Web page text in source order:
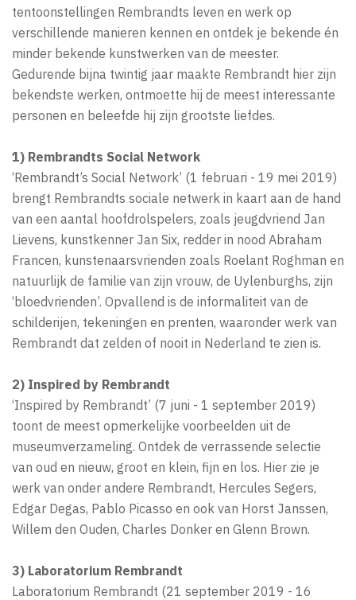
tentoonstellingen Rembrandts leven en werk op
verschillende manieren kennen en ontdek je bekende én
minder bekende kunstwerken van de meester.
Gedurende bijna twintig jaar maakte Rembrandt hier zijn
bekendste werken, ontmoette hij de meest interessante
personen en beleefde hij zijn grootste liefdes.
1) Rembrandts Social Network
‘Rembrandt’s Social Network’ (1 februari - 19 mei 2019)
brengt Rembrandts sociale netwerk in kaart aan de hand
van een aantal hoofdrolspelers, zoals jeugdvriend Jan
Lievens, kunstkenner Jan Six, redder in nood Abraham
Francen, kunstenaarsvrienden zoals Roelant Roghman en
natuurlijk de familie van zijn vrouw, de Uylenburghs, zijn
‘bloedvrienden’. Opvallend is de informaliteit van de
schilderijen, tekeningen en prenten, waaronder werk van
Rembrandt dat zelden of nooit in Nederland te zien is.
2) Inspired by Rembrandt
‘Inspired by Rembrandt’ (7 juni - 1 september 2019)
toont de meest opmerkelijke voorbeelden uit de
museumverzameling. Ontdek de verrassende selectie
van oud en nieuw, groot en klein, fijn en los. Hier zie je
werk van onder andere Rembrandt, Hercules Segers,
Edgar Degas, Pablo Picasso en ook van Horst Janssen,
Willem den Ouden, Charles Donker en Glenn Brown.
3) Laboratorium Rembrandt
Laboratorium Rembrandt (21 september 2019 - 16